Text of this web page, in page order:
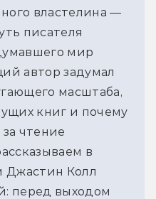
властелина —
писателя
мир
автор задумал
масштаба,
книг и почему
чтение
в
Джастин Колл
перед выходом